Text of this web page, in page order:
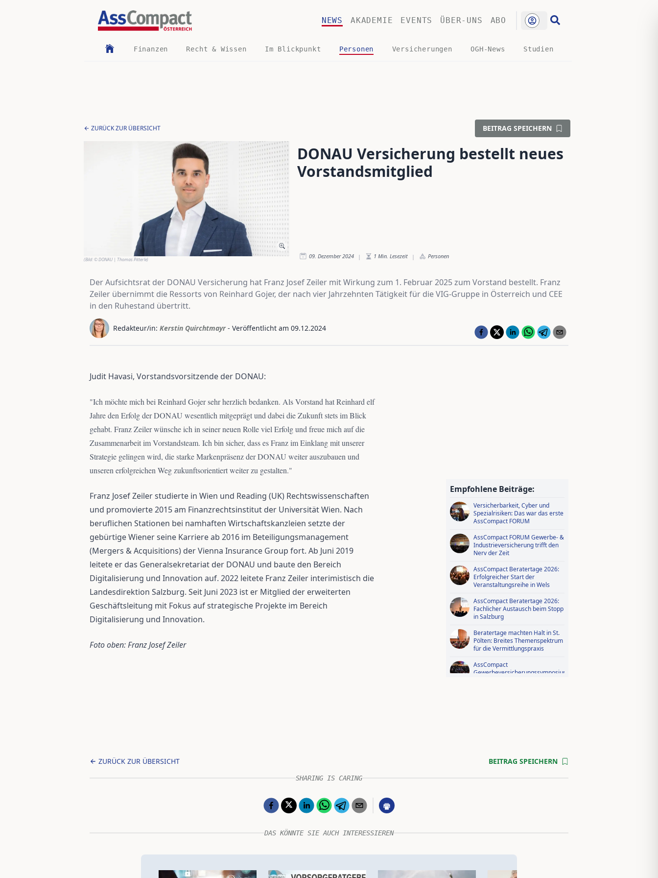
NEWS AKADEMIE EVENTS ÜBER-UNS ABO
Finanzen Recht & Wissen Im Blickpunkt Personen Versicherungen OGH-News Studien
ZURÜCK ZUR ÜBERSICHT BEITRAG SPEICHERN
(Bild:© DONAU | Thomas Pitterle)
DONAU Versicherung bestellt neues
Vorstandsmitglied
09. Dezember 2024 | 1 Min. Lesezeit | Personen
Der Aufsichtsrat der DONAU Versicherung hat Franz Josef Zeiler mit Wirkung zum 1. Februar 2025 zum Vorstand bestellt. Franz
Zeiler übernimmt die Ressorts von Reinhard Gojer, der nach vier Jahrzehnten Tätigkeit für die VIG-Gruppe in Österreich und CEE
in den Ruhestand übertritt.
Redakteur/in: Kerstin Quirchtmayr - Veröffentlicht am 09.12.2024
Judit Havasi, Vorstandsvorsitzende der DONAU:
"Ich möchte mich bei Reinhard Gojer sehr herzlich bedanken. Als Vorstand hat Reinhard elf
Jahre den Erfolg der DONAU wesentlich mitgeprägt und dabei die Zukunft stets im Blick
gehabt. Franz Zeiler wünsche ich in seiner neuen Rolle viel Erfolg und freue mich auf die
Zusammenarbeit im Vorstandsteam. Ich bin sicher, dass es Franz im Einklang mit unserer
Strategie gelingen wird, die starke Markenpräsenz der DONAU weiter auszubauen und
unseren erfolgreichen Weg zukunftsorientiert weiter zu gestalten."
Franz Josef Zeiler studierte in Wien und Reading (UK) Rechtswissenschaften
und promovierte 2015 am Finanzrechtsinstitut der Universität Wien. Nach
beruflichen Stationen bei namhaften Wirtschaftskanzleien setzte der
gebürtige Wiener seine Karriere ab 2016 im Beteiligungsmanagement
(Mergers & Acquisitions) der Vienna Insurance Group fort. Ab Juni 2019
leitete er das Generalsekretariat der DONAU und baute den Bereich
Digitalisierung und Innovation auf. 2022 leitete Franz Zeiler interimistisch die
Landesdirektion Salzburg. Seit Juni 2023 ist er Mitglied der erweiterten
Geschäftsleitung mit Fokus auf strategische Projekte im Bereich
Digitalisierung und Innovation.
Foto oben: Franz Josef Zeiler
Empfohlene Beiträge:
AssCompact FORUM
AssCompact FORUM Gewerbe- &
Industrieversicherung trifft den
Nerv der Zeit
AssCompact Beratertage 2026:
Erfolgreicher Start der
Veranstaltungsreihe in Wels
AssCompact Beratertage 2026:
Fachlicher Austausch beim Stopp
in Salzburg
Beratertage machten Halt in St.
Pölten: Breites Themenspektrum
für die Vermittlungspraxis
AssCompact
Gewerbeversicherungssymposium
2026: Der Fotorückblick
Videorückblick zum AssCompact
Trendtag 2025
ZURÜCK ZUR ÜBERSICHT BEITRAG SPEICHERN
SHARING IS CARING
DAS KÖNNTE SIE AUCH INTERESSIEREN